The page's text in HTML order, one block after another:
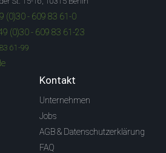
(0)30 - 609 83 61-0
(0)30 - 609 83 61-23
61-99
Kontakt
Unternehmen
Jobs
AGB & Datenschutzerklärung
FAQ